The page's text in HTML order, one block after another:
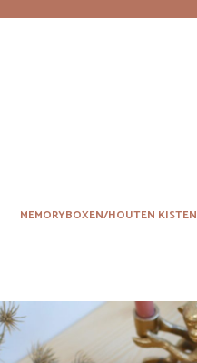
MEMORYBOXEN/HOUTEN KISTEN